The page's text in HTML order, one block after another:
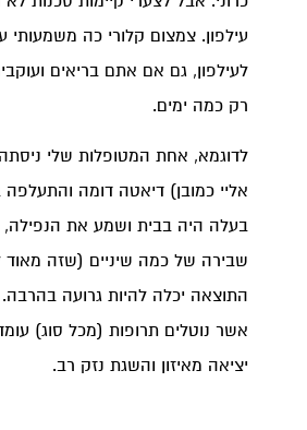
עילפון. צמצום קלורי כה משמעותי
לעילפון, גם אם אתם בריאים
רק כמה ימים.
לדוגמא, אחת המטופלות שלי
אליי כמובן) דיאטה דומה
בעלה היה בבית ושמע את הנפילה,
שבירה של כמה שיניים (שזה מאוד
התוצאה יכלה להיות גרועה
אשר נוטלים תרופות (מכל סוג)
יציאה מאיזון והשגת נזק רב.